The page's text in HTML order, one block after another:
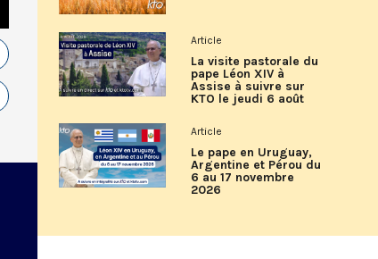
Article
La visite pastorale du
pape Léon XIV à
Assise à suivre sur
KTO le jeudi 6 août
Article
Le pape en Uruguay,
Argentine et Pérou du
6 au 17 novembre
2026